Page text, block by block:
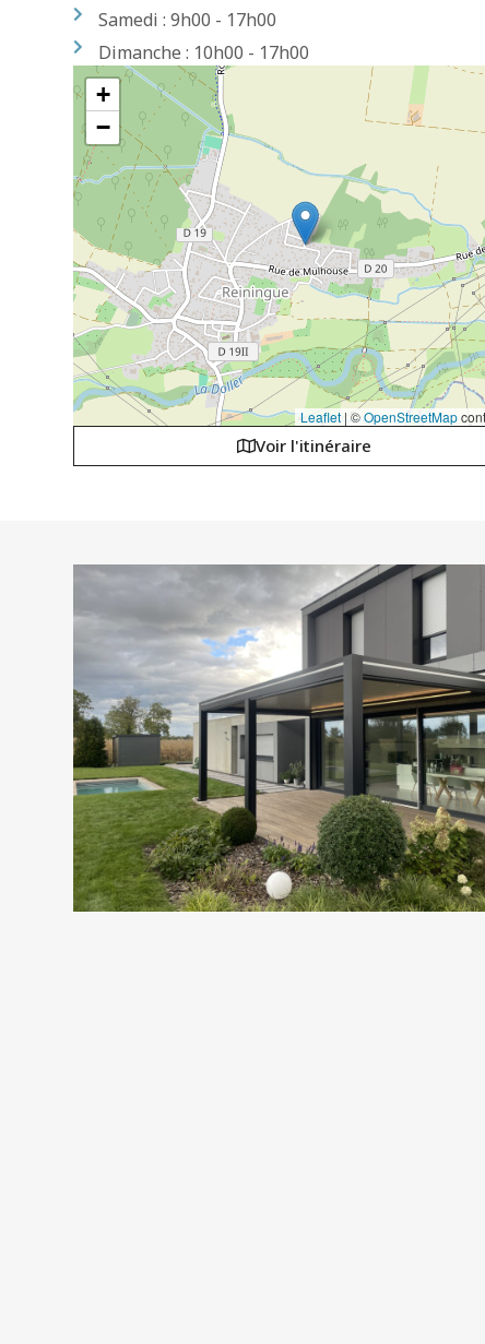
Samedi : 9h00 - 17h00
Dimanche : 10h00 - 17h00
+
−
Leaflet | ©OpenStreetMap
Voir l'itinéraire